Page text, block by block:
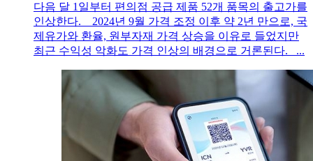
다음 달 1일부터 편의점 공급 제품 52개 품목의 출고가를
인상한다. 2024년 9월 가격 조정 이후 약 2년 만으로, 국
제유가와 환율, 원부자재 가격 상승을 이유로 들었지만
최근 수익성 악화도 가격 인상의 배경으로 거론된다. ...